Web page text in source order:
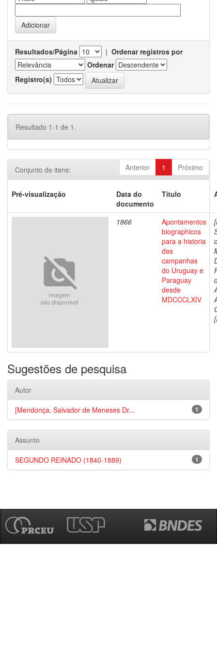
Resultados/Página | Ordenar registros por
Ordenar
Registro(s)
Resultado 1-1 de 1.
Anterior 1 Próximo
Conjunto de itens:
Pré-visualização
Data do
documento
Título
1866
Apontamentos
biographicos
para a historia
das
campanhas
do Uruguay e
Paraguay
desde
MDCCCLXIV
Sugestões de pesquisa
Autor
1
[Mendonça, Salvador de Meneses Dr...
Assunto
1
SEGUNDO REINADO (1840-1889)